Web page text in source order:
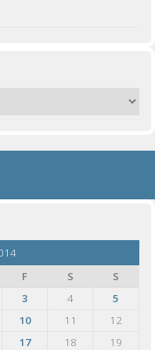
F S
S
3 4
5
10 11
12
17 18
19